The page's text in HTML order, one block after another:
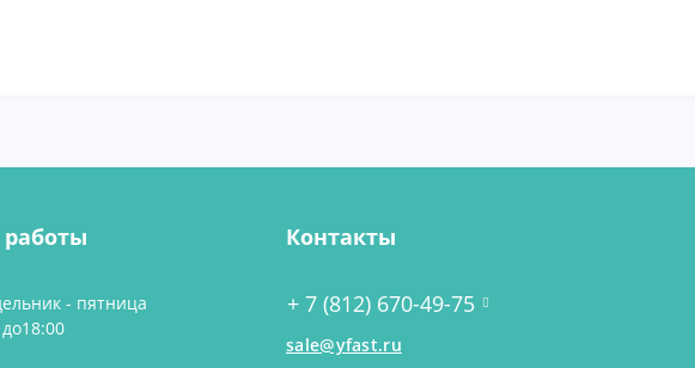
- пятница
Контакты
+ 7 (812) 670-49-75
sale@yfast.ru